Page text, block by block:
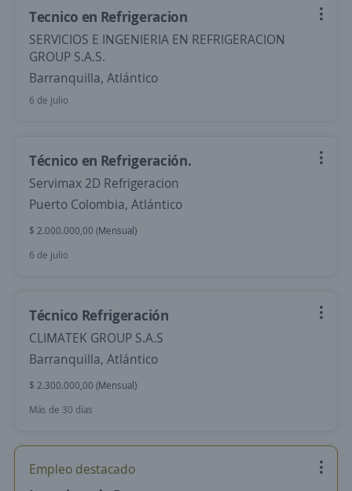
Tecnico en Refrigeracion
SERVICIOS E INGENIERIA EN REFRIGERACION
GROUP S.A.S.
Barranquilla, Atlántico
6 de julio
Técnico en Refrigeración.
Servimax 2D Refrigeracion
Puerto Colombia, Atlántico
$ 2.000.000,00 (Mensual)
6 de julio
Técnico Refrigeración
CLIMATEK GROUP S.A.S
Barranquilla, Atlántico
$ 2.300.000,00 (Mensual)
Más de 30 días
Empleo destacado